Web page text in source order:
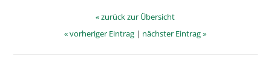
« zurück zur Übersicht
« vorheriger Eintrag | nächster Eintrag »